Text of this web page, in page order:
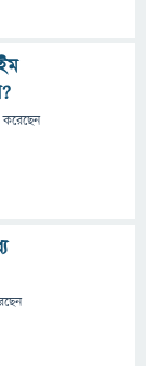
করেছেন